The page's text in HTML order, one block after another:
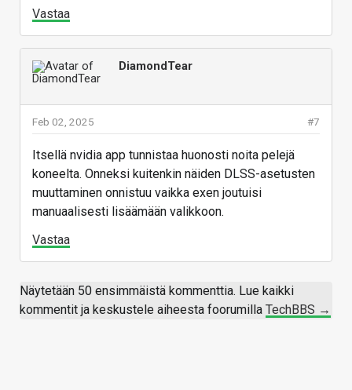
Vastaa
DiamondTear
#7
Feb 02, 2025
Itsellä nvidia app tunnistaa huonosti noita pelejä
koneelta. Onneksi kuitenkin näiden DLSS-asetusten
muuttaminen onnistuu vaikka exen joutuisi
manuaalisesti lisäämään valikkoon.
Vastaa
Näytetään 50 ensimmäistä kommenttia. Lue kaikki
kommentit ja keskustele aiheesta foorumilla TechBBS →